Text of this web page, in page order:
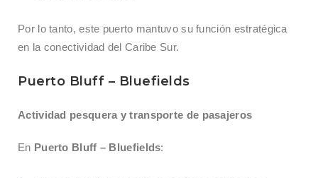
Por lo tanto, este puerto mantuvo su función estratégica
en la conectividad del Caribe Sur.
Puerto Bluff – Bluefields
Actividad pesquera y transporte de pasajeros
En Puerto Bluff – Bluefields: